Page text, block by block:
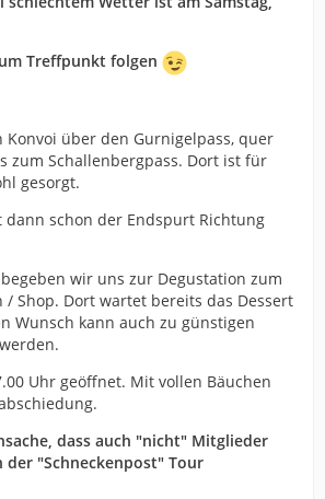
Treffpunkt folgen
Konvoi über den Gurnigelpass, quer
zum Schallenbergpass. Dort ist für
gesorgt.
dann schon der Endspurt Richtung
wir uns zur Degustation zum
/ Shop. Dort wartet bereits das Dessert
Wunsch kann auch zu günstigen
Uhr geöffnet. Mit vollen Bäuchen
dass auch "nicht" Mitglieder
der "Schneckenpost" Tour